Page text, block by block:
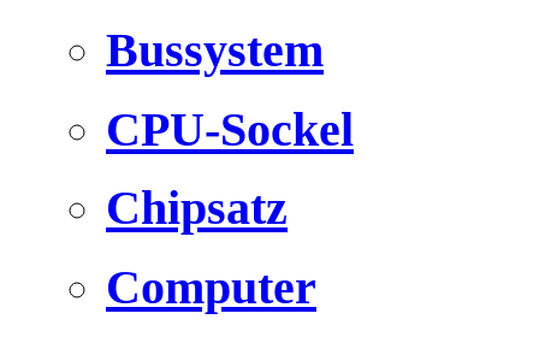
Bussystem
CPU-Sockel
Chipsatz
Computer